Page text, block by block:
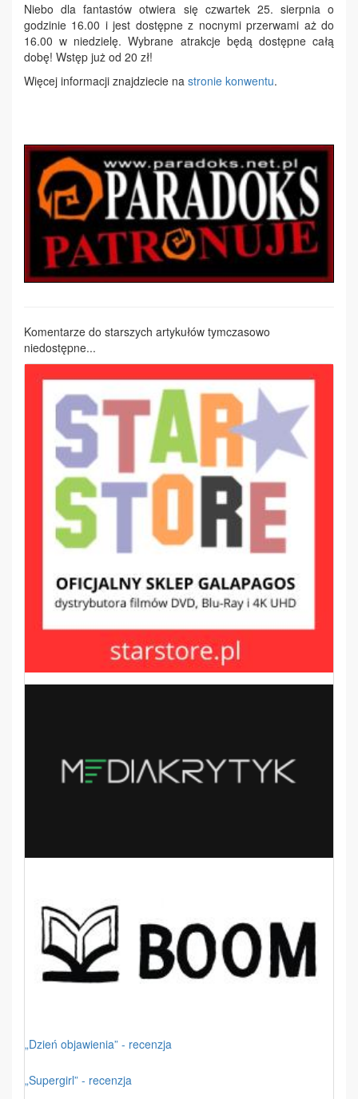
Niebo dla fantastów otwiera się czwartek 25. sierpnia o
godzinie 16.00 i jest dostępne z nocnymi przerwami aż do
16.00 w niedzielę. Wybrane atrakcje będą dostępne całą
dobę! Wstęp już od 20 zł!
Więcej informacji znajdziecie na stronie konwentu.
Komentarze do starszych artykułów tymczasowo
niedostępne...
„Dzień objawienia” - recenzja
„Supergirl” - recenzja